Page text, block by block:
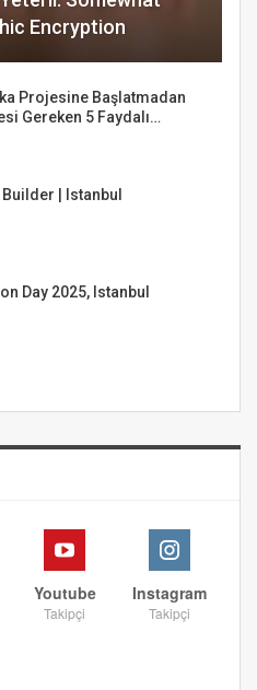
Encryption
Projesine Başlatmadan
Gereken 5 Faydalı…
| Istanbul
Day 2025, Istanbul
Youtube
Takipçi
Instagram
Takipçi